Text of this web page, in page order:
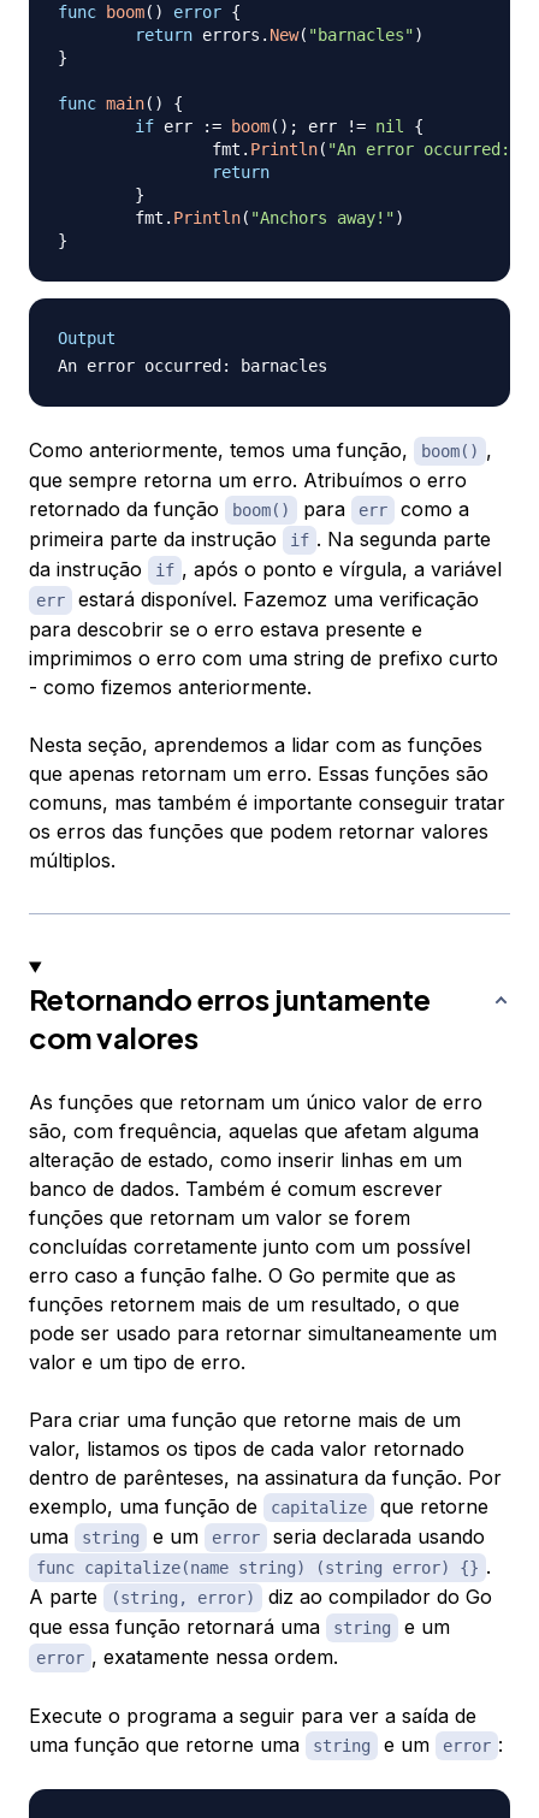
func boom( ) error {
return errors . New( "barnacles")
}
func main( )
{
if err := boom( ) ; err != nil
{
		fmt
. Println( "An error occurred:"
return
}
	fmt
. Println( "Anchors away!")
}
Output
Como anteriormente, temos uma função, boom() ,
que sempre retorna um erro. Atribuímos o erro
retornado da função
boom() para err
como a
primeira parte da instrução
if . Na segunda parte
da instrução
if , após o ponto e vírgula, a variável
err
estará disponível. Fazemoz uma verificação
para descobrir se o erro estava presente e
imprimimos o erro com uma string de prefixo curto
- como fizemos anteriormente.
Nesta seção, aprendemos a lidar com as funções
que apenas retornam um erro. Essas funções são
comuns, mas também é importante conseguir tratar
os erros das funções que podem retornar valores
múltiplos.
Retornando erros juntamente
com valores
As funções que retornam um único valor de erro
são, com frequência, aquelas que afetam alguma
alteração de estado, como inserir linhas em um
banco de dados. Também é comum escrever
funções que retornam um valor se forem
concluídas corretamente junto com um possível
erro caso a função falhe. O Go permite que as
funções retornem mais de um resultado, o que
pode ser usado para retornar simultaneamente um
valor e um tipo de erro.
Para criar uma função que retorne mais de um
valor, listamos os tipos de cada valor retornado
dentro de parênteses, na assinatura da função. Por
exemplo, uma função de
capitalize
que retorne
uma
string e um error seria declarada usando
func capitalize(name string) (string error) {} .
A parte
(string, error)
diz ao compilador do Go
que essa função retornará uma
string e um
error , exatamente nessa ordem.
Execute o programa a seguir para ver a saída de
uma função que retorne uma
string e um error :